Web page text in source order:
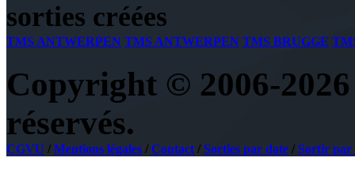
sorties créées
TMS ANTWERPEN TMS ANTWERPEN TMS BRUGGE
Copyright © 2006-
réservés.
CGVU / Mentions légales / Contact / Sorties par date / Sortir par